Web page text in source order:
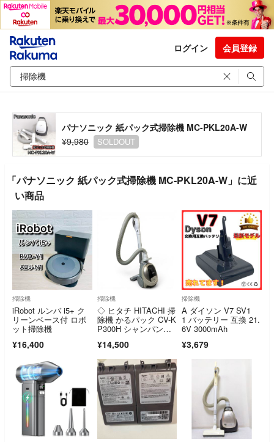
ログイン 会員登録
パナソニック 紙パック式掃除機 MC-PKL20A-W
¥9,980
SOLDOUT
「パナソニック 紙パック式掃除機 MC-PKL20A-W」に近
い商品
掃除機
iRobot ルンバ i5+ ク
リーンベース付 ロボ
ット掃除機
¥16,400
掃除機
◇ ヒタチ HITACHI 掃
除機 かるパック CV-K
P300H シャンパンゴ
走式 2000-5097
¥14,500
掃除機
A ダイソン V7 SV1
1 バッテリー 互換 21.
6V 3000mAh
¥3,679